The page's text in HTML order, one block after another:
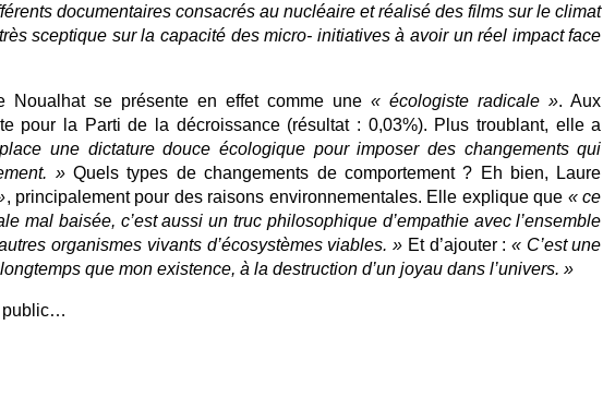
documentaires consacrés au nucléaire et réalisé des films sur le climat
sceptique sur la capacité des micro- initiatives à avoir un réel impact face
Noualhat se présente en effet comme une« écologiste radicale ». Aux
pour la Parti de la décroissance (résultat : 0,03%). Plus troublant, elle a
une dictature douce écologique pour imposer des changements qui
»Quels types de changements de comportement ? Eh bien, Laure
, principalement pour des raisons environnementales. Elle explique que « ce
mal baisée, c’est aussi un truc philosophique d’empathie avec l’ensemble
organismes vivants d’écosystèmes viables. » Et d’ajouter :« C’est une
que mon existence, à la destruction d’un joyau dans l’univers. »
public…